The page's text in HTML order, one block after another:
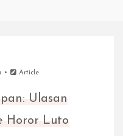
Article
Ulasan
Horor Luto